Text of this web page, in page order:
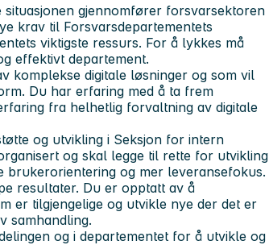
gjennomfører forsvarsektoren
krav til Forsvarsdepartementets
viktigste ressurs. For å lykkes må
effektivt departement.
komplekse digitale løsninger og som vil
Du har erfaring med å ta frem
fra helhetlig forvaltning av digitale
og utvikling i Seksjon for intern
og skal legge til rette for utvikling
brukerorientering og mer leveransefokus.
resultater. Du er opptatt av å
er tilgjengelige og utvikle nye der det er
samhandling.
og i departementet for å utvikle og